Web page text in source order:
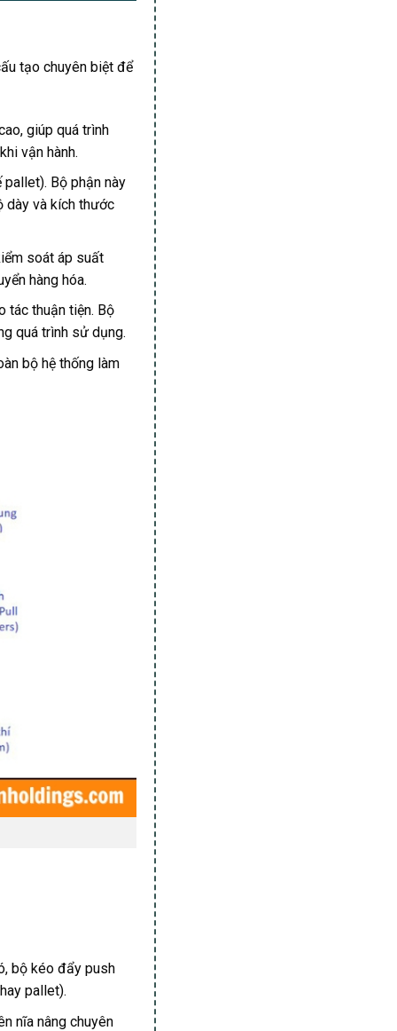
tạo chuyên biệt để
giúp quá trình
vận hành.
Bộ phận này
dày và kích thước
soát áp suất
hàng hóa.
tác thuận tiện. Bộ
quá trình sử dụng.
bộ hệ thống làm
bộ kéo đẩy push
pallet).
nĩa nâng chuyên